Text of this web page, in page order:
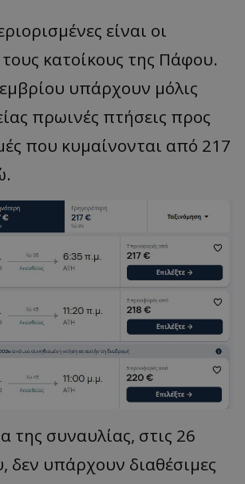
είναι οι
τους κατοίκους της Πάφου.
υπάρχουν μόλις
πρωινές πτήσεις προς
που κυμαίνονται από 217
της συναυλίας, στις 26
δεν υπάρχουν διαθέσιμες